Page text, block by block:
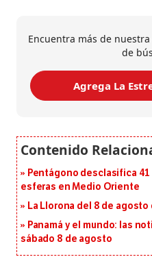
Encuentra más de
de
Agrega La
Pentágono desclasifica
esferas en Medio Oriente
La Llorona del 8 de agosto
Panamá y el mundo: las
sábado 8 de agosto